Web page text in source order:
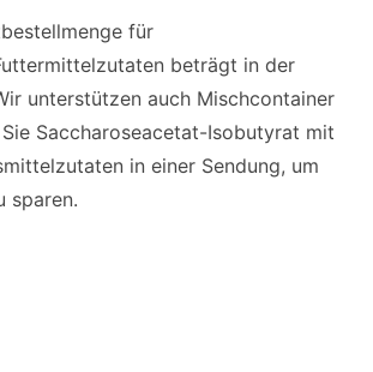
für
beträgt in der
unterstützen auch Mischcontainer
Saccharoseacetat-Isobutyrat mit
in einer Sendung, um
sparen.